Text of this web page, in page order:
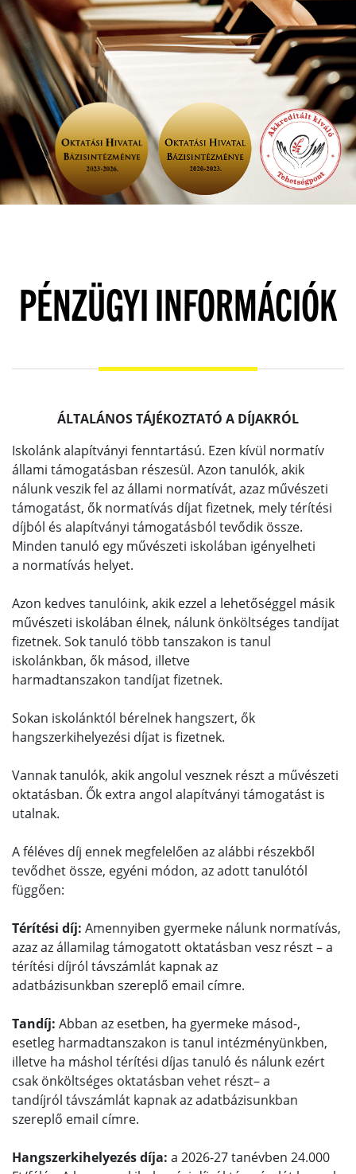
PÉNZÜGYI INFORMÁCIÓK
ÁLTALÁNOS TÁJÉKOZTATÓ A DÍJAKRÓL
Iskolánk alapítványi fenntartású. Ezen kívül normatív
állami támogatásban részesül. Azon tanulók, akik
nálunk veszik fel az állami normatívát, azaz művészeti
támogatást, ők normatívás díjat fizetnek, mely térítési
díjból és alapítványi támogatásból tevődik össze.
Minden tanuló egy művészeti iskolában igényelheti
a normatívás helyet.
Azon kedves tanulóink, akik ezzel a lehetőséggel másik
művészeti iskolában élnek, nálunk önköltséges tandíjat
fizetnek. Sok tanuló több tanszakon is tanul
iskolánkban, ők másod, illetve
harmadtanszakon tandíjat fizetnek.
Sokan iskolánktól bérelnek hangszert, ők
hangszerkihelyezési díjat is fizetnek.
Vannak tanulók, akik angolul vesznek részt a művészeti
oktatásban. Ők extra angol alapítványi támogatást is
utalnak.
A féléves díj ennek megfelelően az alábbi részekből
tevődhet össze, egyéni módon, az adott tanulótól
függően:
Térítési díj: Amennyiben gyermeke nálunk normatívás,
azaz az államilag támogatott oktatásban vesz részt – a
térítési díjról távszámlát kapnak az
adatbázisunkban szereplő email címre.
Tandíj: Abban az esetben, ha gyermeke másod-,
esetleg harmadtanszakon is tanul intézményünkben,
illetve ha máshol térítési díjas tanuló és nálunk ezért
csak önköltséges oktatásban vehet részt– a
tandíjról távszámlát kapnak az adatbázisunkban
szereplő email címre.
Hangszerkihelyezés díja: a 2026-27 tanévben 24.000